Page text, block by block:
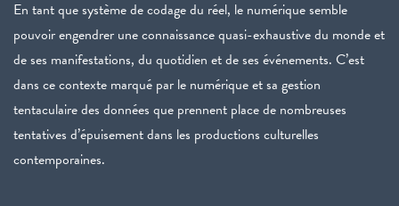
En tant que système de codage du réel, le numérique semble
pouvoir engendrer une connaissance quasi-exhaustive du monde et
de ses manifestations, du quotidien et de ses événements. C’est
dans ce contexte marqué par le numérique et sa gestion
tentaculaire des données que prennent place de nombreuses
tentatives d’épuisement dans les productions culturelles
contemporaines.